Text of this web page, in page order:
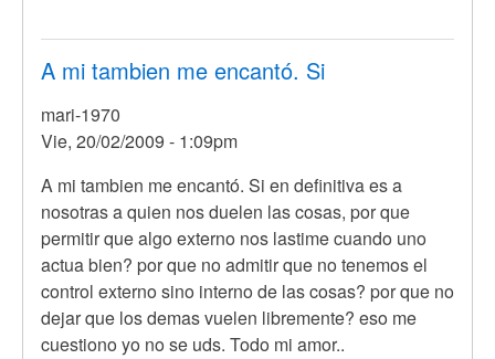
A mi tambien me encantó. Si
mari-1970
Vie, 20/02/2009 - 1:09pm
A mi tambien me encantó. Si en definitiva es a
nosotras a quien nos duelen las cosas, por que
permitir que algo externo nos lastime cuando uno
actua bien? por que no admitir que no tenemos el
control externo sino interno de las cosas? por que no
dejar que los demas vuelen libremente? eso me
cuestiono yo no se uds. Todo mi amor..